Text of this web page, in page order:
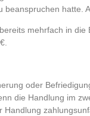
hatte.
mehrfach in die
oder
die Handlung im